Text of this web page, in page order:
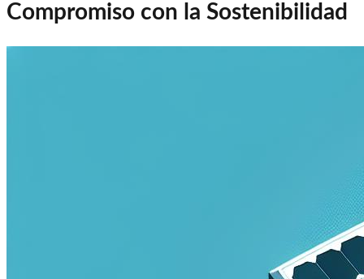
Compromiso con la Sostenibilidad